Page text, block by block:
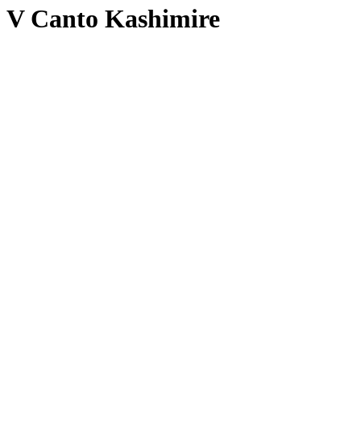
V Canto Kashimire